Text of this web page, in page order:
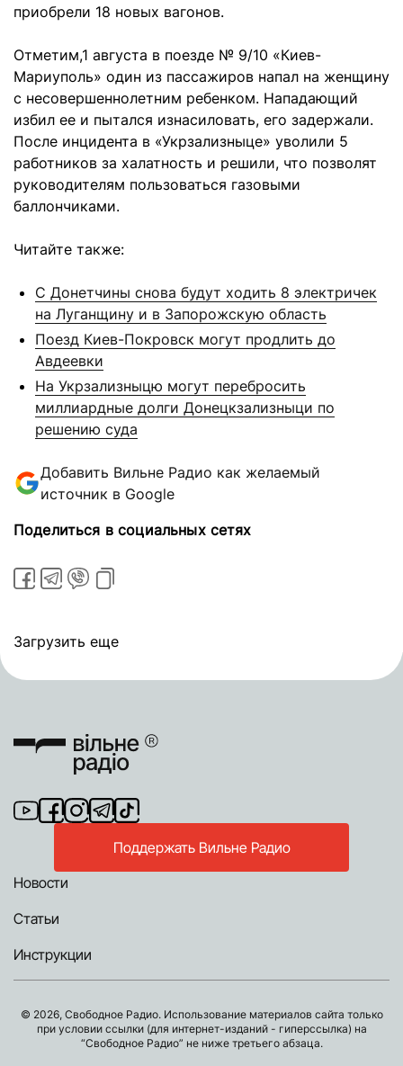
приобрели 18 новых вагонов.
Отметим,1 августа в поезде № 9/10 «Киев-
Мариуполь» один из пассажиров напал на женщину
с несовершеннолетним ребенком. Нападающий
избил ее и пытался изнасиловать, его задержали.
После инцидента в «Укрзализныце» уволили 5
работников за халатность и решили, что позволят
руководителям пользоваться газовыми
баллончиками.
Читайте также:
С Донетчины снова будут ходить 8 электричек
на Луганщину и в Запорожскую область
Поезд Киев-Покровск могут продлить до
Авдеевки
На Укрзализныцю могут перебросить
миллиардные долги Донецкзализныци по
решению суда
Добавить Вильне Радио как желаемый
источник в Google
Поделиться в социальных сетях
Загрузить еще
Поддержать Вильне Радио
Новости
Статьи
Инструкции
© 2026, Свободное Радио. Использование материалов сайта только
при условии ссылки (для интернет-изданий - гиперссылка) на
“Свободное Радио” не ниже третьего абзаца.